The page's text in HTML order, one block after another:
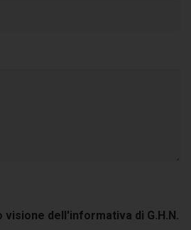
dell'informativa di G.H.N.